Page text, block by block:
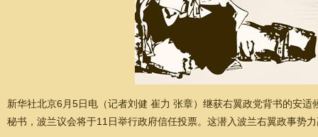
新华社北京6月5日电（记者刘健 崔力 张章）继获右翼政党背书的安
秘书，波兰议会将于11日举行政府信任投票。这潜入波兰右翼政事势